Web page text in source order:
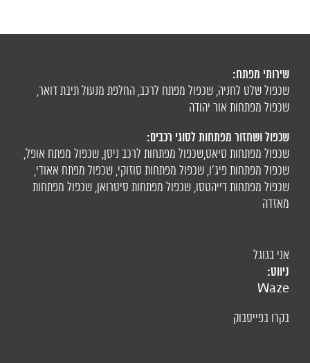
שירותי מפתח:
שכפול שלט לחניה, שכפול מפתח לרכב, החלפת מנעול תיבת דואר,
שכפול מפתחות אור יהודה
שכפול ושחזור מפתחות לסוגי רכבים:
שכפול מפתחות סיאט,שכפול מפתחות לרכב ניסן , שכפול מפתח אופל,
שכפול מפתחות פיג'ו, שכפול מפתחות סוזוקי, שכפול מפתח אאודי,
שכפול מפתחות דייהטסו, שכפול מפתחות סיטרואן , שכפול מפתחות
מאזדה
אני בגוגל
ניווט:
Waze
בקרו בפייסבוק